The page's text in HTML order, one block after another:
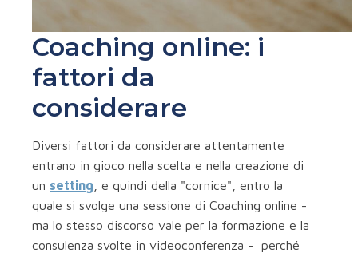
Coaching online: i
fattori da
considerare
Diversi fattori da considerare attentamente
entrano in gioco nella scelta e nella creazione di
un setting , e quindi della "cornice", entro la
quale si svolge una sessione di Coaching online -
ma lo stesso discorso vale per la formazione e la
consulenza svolte in videoconferenza - perché